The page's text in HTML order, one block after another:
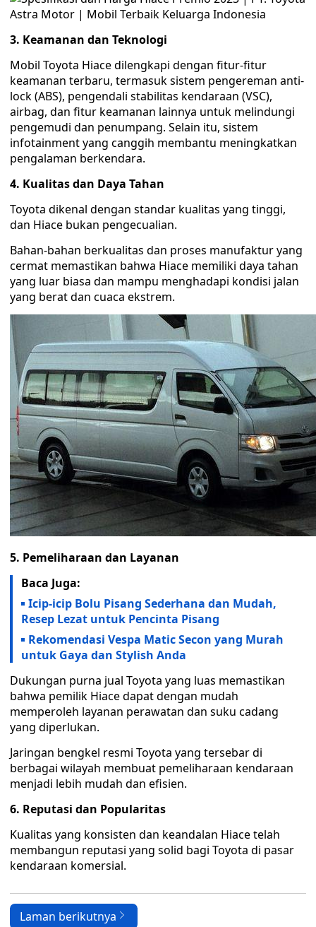
3. Keamanan dan Teknologi
Mobil Toyota Hiace dilengkapi dengan fitur-fitur
keamanan terbaru, termasuk sistem pengereman anti-
lock (ABS), pengendali stabilitas kendaraan (VSC),
airbag, dan fitur keamanan lainnya untuk melindungi
pengemudi dan penumpang. Selain itu, sistem
infotainment yang canggih membantu meningkatkan
pengalaman berkendara.
4. Kualitas dan Daya Tahan
Toyota dikenal dengan standar kualitas yang tinggi,
dan Hiace bukan pengecualian.
Bahan-bahan berkualitas dan proses manufaktur yang
cermat memastikan bahwa Hiace memiliki daya tahan
yang luar biasa dan mampu menghadapi kondisi jalan
yang berat dan cuaca ekstrem.
5. Pemeliharaan dan Layanan
Baca Juga:
Icip-icip Bolu Pisang Sederhana dan Mudah,
Resep Lezat untuk Pencinta Pisang
Rekomendasi Vespa Matic Secon yang Murah
untuk Gaya dan Stylish Anda
Dukungan purna jual Toyota yang luas memastikan
bahwa pemilik Hiace dapat dengan mudah
memperoleh layanan perawatan dan suku cadang
yang diperlukan.
Jaringan bengkel resmi Toyota yang tersebar di
berbagai wilayah membuat pemeliharaan kendaraan
menjadi lebih mudah dan efisien.
6. Reputasi dan Popularitas
Kualitas yang konsisten dan keandalan Hiace telah
membangun reputasi yang solid bagi Toyota di pasar
kendaraan komersial.
Laman berikutnya